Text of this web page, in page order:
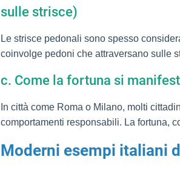
sulle strisce)
Le strisce pedonali sono spesso
coinvolge pedoni che attraversano sulle
c. Come la fortuna si
In città come Roma o Milano, molti
comportamenti responsabili. La fortuna,
Moderni esempi italiani